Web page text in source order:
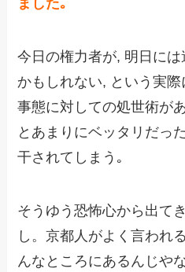
ました｡
今日の権力者が, 明日に
かもしれない, という実
事態に対しての処世術が
とあまりにベッタリだっ
干されてしまう｡
そうゆう恐怖心から出て
し。京都人がよく言われ
んなところにあるんじや